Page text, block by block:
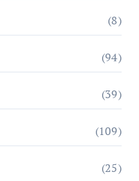
(8)
(94)
(39)
(109)
(25)